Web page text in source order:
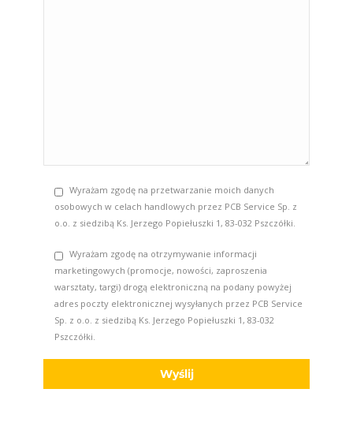
Wyrażam zgodę na przetwarzanie moich danych
osobowych w celach handlowych przez PCB Service Sp. z
o.o. z siedzibą Ks. Jerzego Popiełuszki 1, 83-032 Pszczółki.
Wyrażam zgodę na otrzymywanie informacji
marketingowych (promocje, nowości, zaproszenia
warsztaty, targi) drogą elektroniczną na podany powyżej
adres poczty elektronicznej wysyłanych przez PCB Service
Sp. z o.o. z siedzibą Ks. Jerzego Popiełuszki 1, 83-032
Pszczółki.